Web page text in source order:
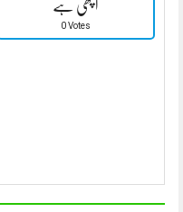
اچھی ہے
0 Votes